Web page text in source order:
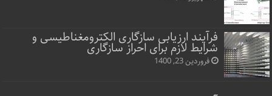
فرآیند ارزیابی سازگاری الکترومغناطیسی و
شرایط لازم برای احراز سازگاری
فروردین 23, 1400